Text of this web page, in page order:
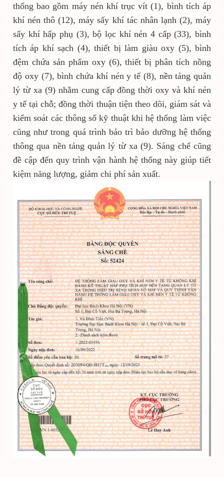
thống bao gồm máy nén khí trục vít (1), bình tích áp
khí nén thô (12), máy sấy khí tác nhân lạnh (2), máy
sấy khí hấp phụ (3), bộ lọc khí nén 4 cấp (33), bình
tích áp khí sạch (4), thiết bị làm giàu oxy (5), bình
đệm chứa sản phẩm oxy (6), thiết bị phân tích nồng
độ oxy (7), bình chứa khí nén y tế (8), nền tảng quản
lý từ xa (9) nhằm cung cấp đồng thời oxy và khí nén
y tế tại chỗ; đồng thời thuận tiện theo dõi, giám sát và
kiểm soát các thông số kỹ thuật khi hệ thống làm việc
cũng như trong quá trình bảo trì bảo dưỡng hệ thống
thông qua nền tảng quản lý từ xa (9). Sáng chế cũng
đề cập đến quy trình vận hành hệ thống này giúp tiết
kiệm năng lượng, giảm chi phí sản xuất.